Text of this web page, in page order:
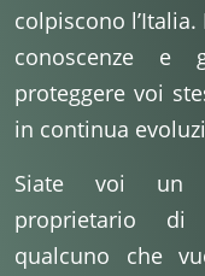
colpiscono
conoscenze e
proteggere voi
in continua
Siate voi un
proprietario di
qualcuno che